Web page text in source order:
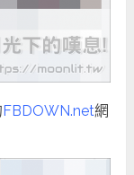
FBDOWN.net網